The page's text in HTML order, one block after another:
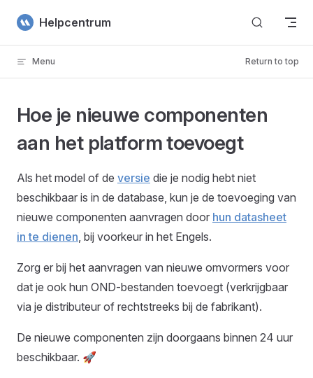
Skip to content
Helpcentrum
Menu Return to top
Hoe je nieuwe componenten
aan het platform toevoegt
Als het model of de versie die je nodig hebt niet
beschikbaar is in de database, kun je de toevoeging van
nieuwe componenten aanvragen door hun datasheet
in te dienen, bij voorkeur in het Engels.
Zorg er bij het aanvragen van nieuwe omvormers voor
dat je ook hun OND-bestanden toevoegt (verkrijgbaar
via je distributeur of rechtstreeks bij de fabrikant).
De nieuwe componenten zijn doorgaans binnen 24 uur
beschikbaar. 🚀